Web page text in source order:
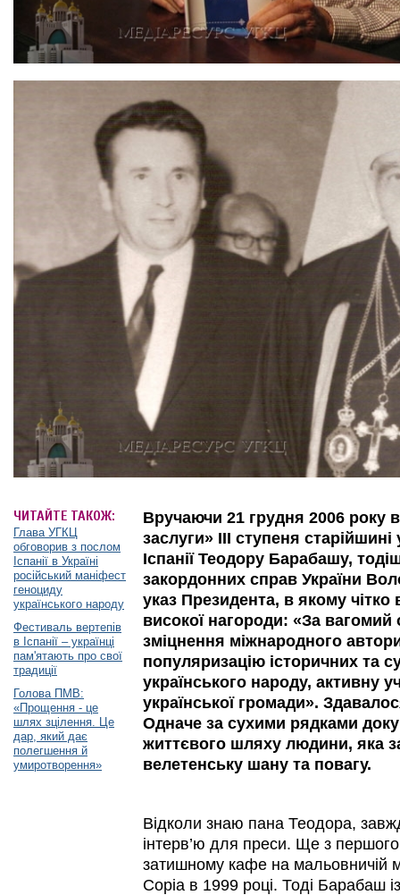
ЧИТАЙТЕ ТАКОЖ:
Глава УГКЦ
обговорив з послом
Іспанії в Україні
російський маніфест
геноциду
українського народу
Фестиваль вертепів
в Іспанії – українці
пам'ятають про свої
традиції
Голова ПМВ:
«Прощення - це
шлях зцілення. Це
дар, який дає
полегшення й
умиротворення»
Вручаючи 21 грудня 2006 року
заслуги» III ступеня старійшині
Іспанії Теодору Барабашу,
закордонних справ України
указ Президента, в якому чітко
високої нагороди: «За вагомий
зміцнення міжнародного
популяризацію історичних та
українського народу, активну
української громади».
Одначе за сухими рядками
життєвого шляху людини, яка
велетенську шану та повагу.
Відколи знаю пана Теодора,
інтерв’ю для преси. Ще з
затишному кафе на мальовничій
Соріа в 1999 році. Тоді Барабаш